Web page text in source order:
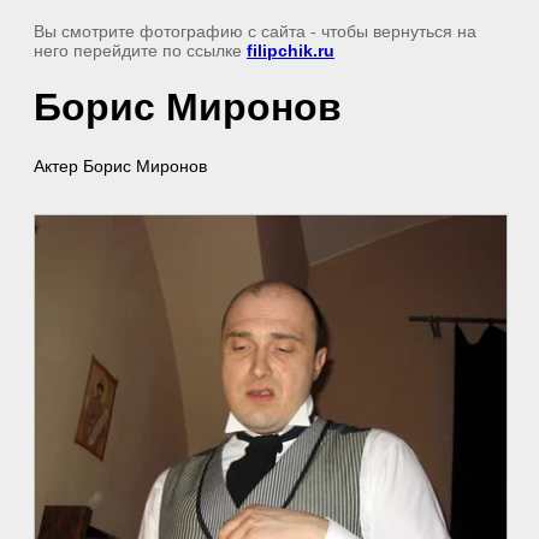
Вы смотрите фотографию с сайта - чтобы вернуться на
него перейдите по ссылке filipchik.ru
Борис Миронов
Актер Борис Миронов